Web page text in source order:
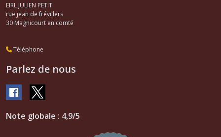
EIRL JULIEN PETIT
rue jean de frévillers
30 Magnicourt en comté
Téléphone
Parlez de nous
Note globale : 4,9/5